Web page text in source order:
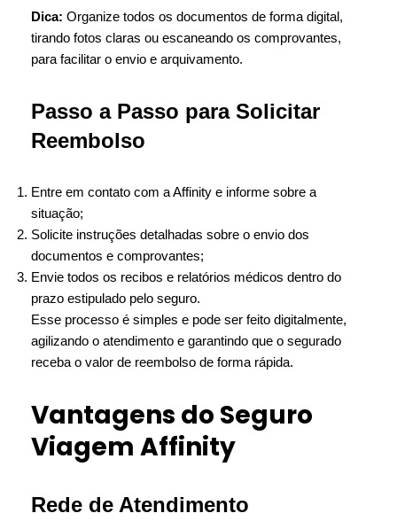
Dica: Organize todos os documentos de forma digital,
tirando fotos claras ou escaneando os comprovantes,
para facilitar o envio e arquivamento.
Passo a Passo para Solicitar
Reembolso
Entre em contato com a Affinity e informe sobre a
situação;
Solicite instruções detalhadas sobre o envio dos
documentos e comprovantes;
Envie todos os recibos e relatórios médicos dentro do
prazo estipulado pelo seguro.
Esse processo é simples e pode ser feito digitalmente,
agilizando o atendimento e garantindo que o segurado
receba o valor de reembolso de forma rápida.
Vantagens do Seguro
Viagem Affinity
Rede de Atendimento